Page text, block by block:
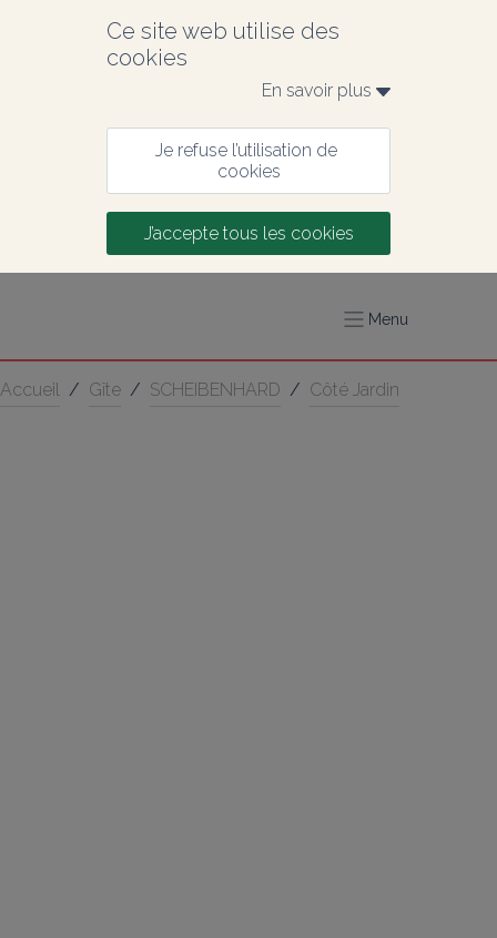
Ce site web utilise des
cookies
En savoir plus
Je refuse l’utilisation de
cookies
J’accepte tous les cookies
Menu
Accueil / Gîte / SCHEIBENHARD / Côté Jardin